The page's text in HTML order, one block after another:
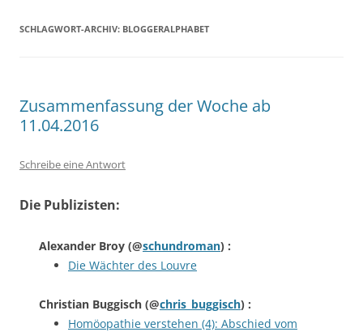
SCHLAGWORT-ARCHIV: BLOGGERALPHABET
Zusammenfassung der Woche ab
11.04.2016
Schreibe eine Antwort
Die Publizisten:
Alexander Broy (@schundroman) :
Die Wächter des Louvre
Christian Buggisch (@chris_buggisch) :
Homöopathie verstehen (4): Abschied vom